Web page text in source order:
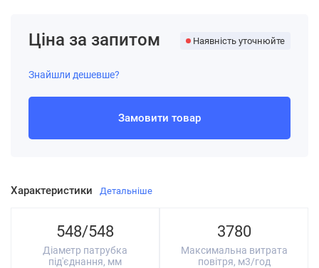
Характеристики Детальніше
548/548
Діаметр патрубка
під'єднання, мм
3780
Максимальна витрата
повітря, м3/год
Ціна за запитом Наявність уточнюйте
Знайшли дешевше?
Замовити товар